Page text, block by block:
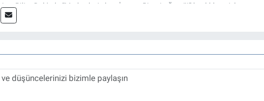
Ana Bilim Dalı'nda “Medyada Anlam İnşası: Bitcoin Örneği” başlıklı teziyle
2014 yılında başladığı profesyonel kariyerini halen Referansgazetesi.com.tr'de